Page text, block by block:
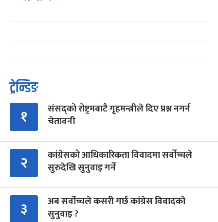
ट्रेन्डिङ
१
संसद्को रोष्ट्रमबाटै गृहमन्त्रीले दिए प्रश्न नगर्न
चेतावनी
२
कांग्रेसको आधिकारिकता विवादमा सर्वोच्चले
सुरुदेखि सुनुवाइ गर्ने
३
अब सर्वोच्चले कसरी गर्छ कांग्रेस विवादको
सुनुवाइ ?